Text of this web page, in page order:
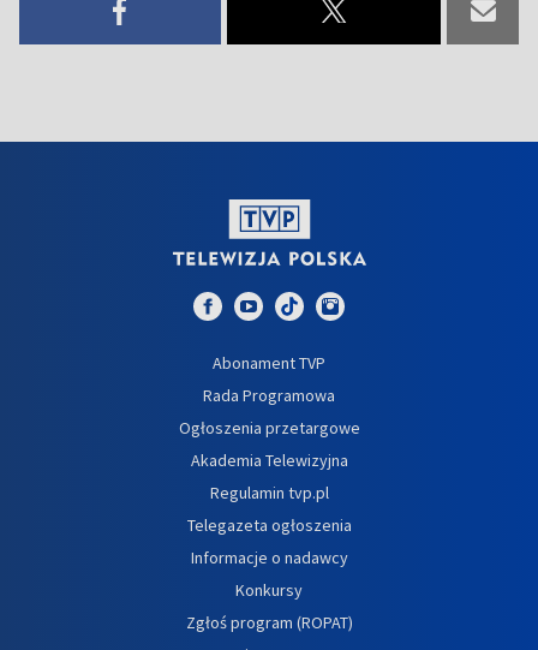
Abonament TVP
Rada Programowa
Ogłoszenia przetargowe
Akademia Telewizyjna
Regulamin tvp.pl
Telegazeta ogłoszenia
Informacje o nadawcy
Konkursy
Zgłoś program (ROPAT)